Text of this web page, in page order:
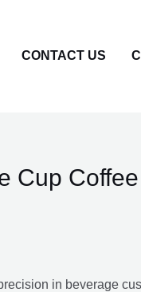
CONTACT US
Cup
in beverage